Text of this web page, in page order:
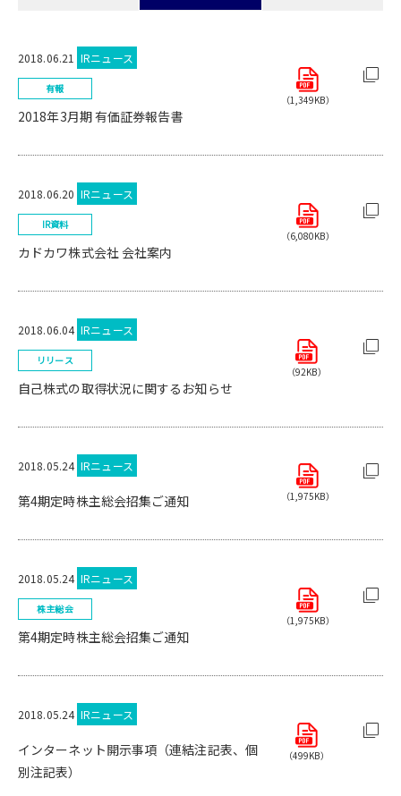
2018.06.21 IRニュース
有報
2018年3月期 有価証券報告書
（1,349KB）
2018.06.20 IRニュース
IR資料
カドカワ株式会社 会社案内
（6,080KB）
2018.06.04 IRニュース
リリース
自己株式の取得状況に関するお知らせ
（92KB）
2018.05.24 IRニュース
第4期定時株主総会招集ご通知 （1,975KB）
2018.05.24 IRニュース
株主総会
第4期定時株主総会招集ご通知
（1,975KB）
2018.05.24 IRニュース
インターネット開示事項（連結注記表、個
別注記表）
（499KB）